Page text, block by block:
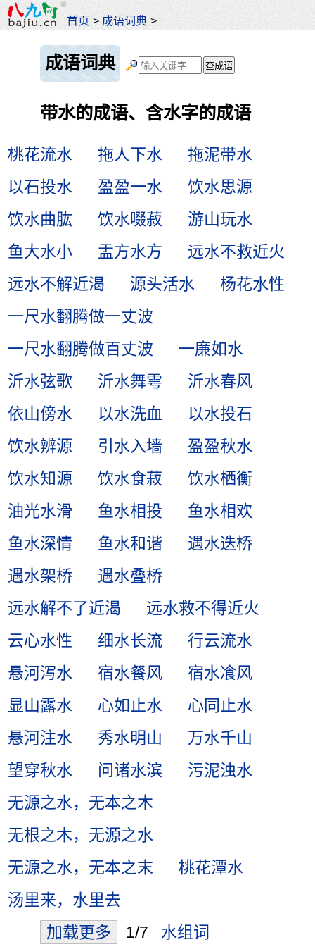
首页 > 成语词典 >
成语词典
带水的成语、含水字的成语
桃花流水 拖人下水
拖泥带水
以石投水
盈盈一水
饮水思源
饮水曲肱
饮水啜菽
游山玩水
鱼大水小
盂方水方
远水不救近火
远水不解近渴
源头活水
杨花水性
一尺水翻腾做一丈波
一尺水翻腾做百丈波
一廉如水
沂水弦歌
沂水舞雩
沂水春风
依山傍水
以水洗血
以水投石
饮水辨源
引水入墙
盈盈秋水
饮水知源
饮水食菽
饮水栖衡
油光水滑
鱼水相投
鱼水相欢
鱼水深情
鱼水和谐
遇水迭桥
遇水架桥
遇水叠桥
远水解不了近渴
远水救不得近火
云心水性
细水长流
行云流水
悬河泻水
宿水餐风
宿水飡风
显山露水
心如止水
心同止水
悬河注水
秀水明山
万水千山
望穿秋水
问诸水滨
污泥浊水
无源之水，无本之木
无根之木，无源之水
无源之水，无本之末
桃花潭水
汤里来，水里去
加载更多
1/7 水组词